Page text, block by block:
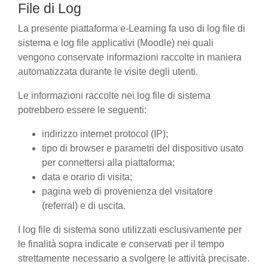
File di Log
La presente piattaforma e-Learning fa uso di log file di
sistema e log file applicativi (Moodle) nei quali
vengono conservate informazioni raccolte in maniera
automatizzata durante le visite degli utenti.
Le informazioni raccolte nei log file di sistema
potrebbero essere le seguenti:
indirizzo internet protocol (IP);
tipo di browser e parametri del dispositivo usato
per connettersi alla piattaforma;
data e orario di visita;
pagina web di provenienza del visitatore
(referral) e di uscita.
I log file di sistema sono utilizzati esclusivamente per
le finalità sopra indicate e conservati per il tempo
strettamente necessario a svolgere le attività precisate.